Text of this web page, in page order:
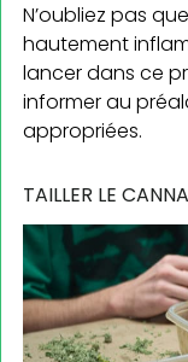
N’oubliez pas
hautement
lancer dans ce
informer au
appropriées.
TAILLER LE